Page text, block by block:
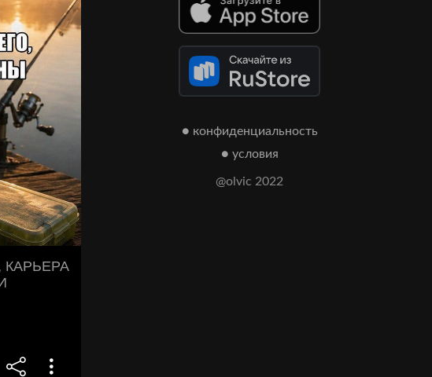
● конфиденциальность
● условия
@olvic 2022